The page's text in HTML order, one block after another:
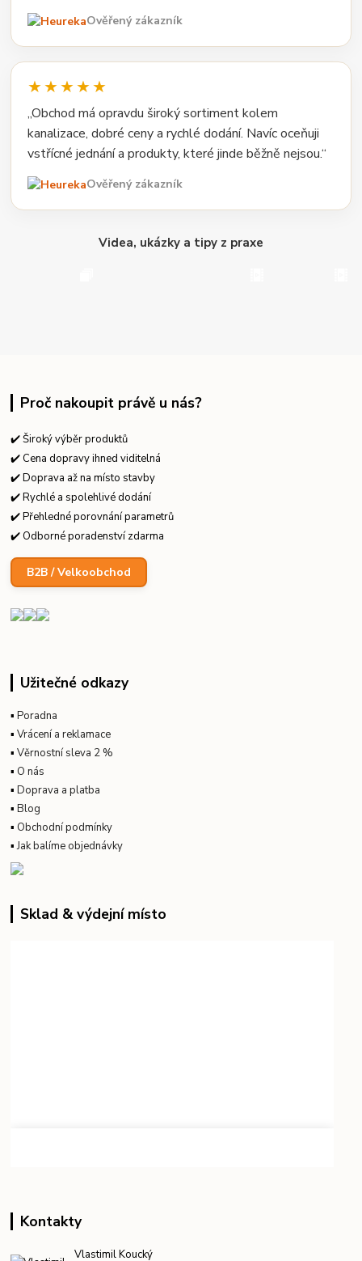
Ověřený zákazník
★★★★★
„Obchod má opravdu široký sortiment kolem
kanalizace, dobré ceny a rychlé dodání. Navíc oceňuji
vstřícné jednání a produkty, které jinde běžně nejsou.“
Ověřený zákazník
Videa, ukázky a tipy z praxe
Proč nakoupit právě u nás?
✔️ Široký výběr produktů
✔️ Cena dopravy ihned viditelná
✔️ Doprava až na místo stavby
✔️ Rychlé a spolehlivé dodání
✔️ Přehledné porovnání parametrů
✔️ Odborné poradenství zdarma
B2B / Velkoobchod
Užitečné odkazy
▪Poradna
▪Vrácení a reklamace
▪Věrnostní sleva 2 %
▪ O nás
▪Doprava a platba
▪Blog
▪ Obchodní podmínky
▪Jak balíme objednávky
Sklad & výdejní místo
Kontakty
Vlastimil Koucký